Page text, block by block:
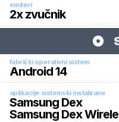
emiteri
2x zvučnik
fabrički operativni sistem
Android 14
aplikacije sistemski instalirane
Samsung Dex
Samsung Dex